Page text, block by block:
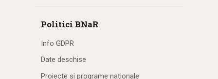
Politici BNaR
Info GDPR
Date deschise
Proiecte și programe naționale